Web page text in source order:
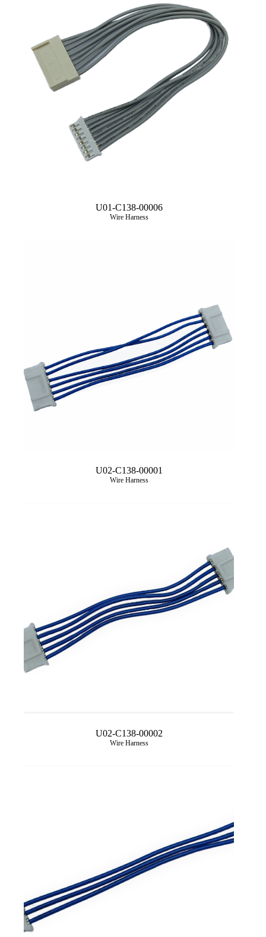
U01-C138-00006
Wire Harness
U02-C138-00001
Wire Harness
U02-C138-00002
Wire Harness